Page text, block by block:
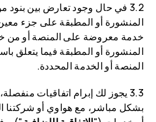
3.2 في حال وجود تعارض بين بنود
المنشورة أو المطبقة على جزء
خدمة معروضة على المنصة أو من
المنشورة أو المطبقة فيما يتعلق
المنصة أو الخدمة المحددة.
3.3 يجوز لك إبرام اتفاقيات
بشكل مباشر، مع هواوي أو شركتنا